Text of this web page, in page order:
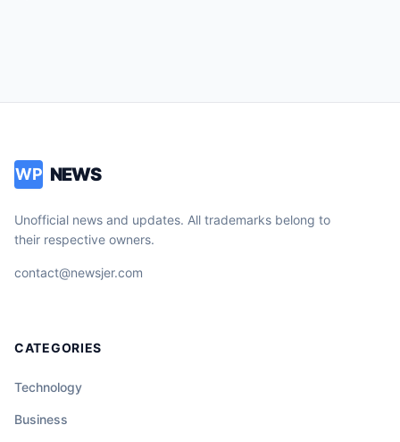
WP NEWS
Unofficial news and updates. All trademarks belong to
their respective owners.
contact@newsjer.com
CATEGORIES
Technology
Business